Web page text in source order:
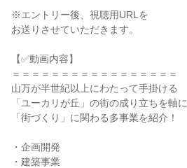
※エントリー後、視聴用URLを
お送りさせていただきます。
【✅動画内容】
＝＝＝＝＝＝＝＝＝＝＝＝＝＝＝＝＝
山万が半世紀以上にわたって手掛ける
「ユーカリが丘」の街の成り立ちを軸に
「街づくり」に関わる多事業を紹介！
・企画開発
・建築事業